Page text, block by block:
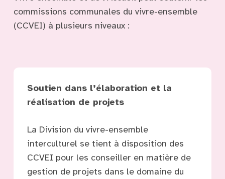
commissions communales du vivre-ensemble
(CCVEI) à plusieurs niveaux :
Soutien dans l’élaboration et la
réalisation de projets
La Division du vivre-ensemble
interculturel se tient à disposition des
CCVEI pour les conseiller en matière de
gestion de projets dans le domaine du